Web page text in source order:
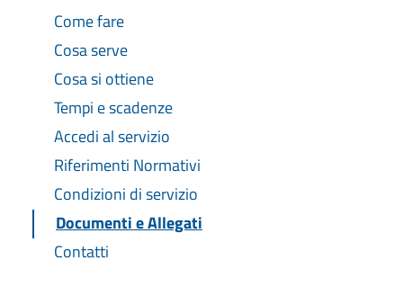
Come fare
Cosa serve
Cosa si ottiene
Tempi e scadenze
Accedi al servizio
Riferimenti Normativi
Condizioni di servizio
Documenti e Allegati
Contatti